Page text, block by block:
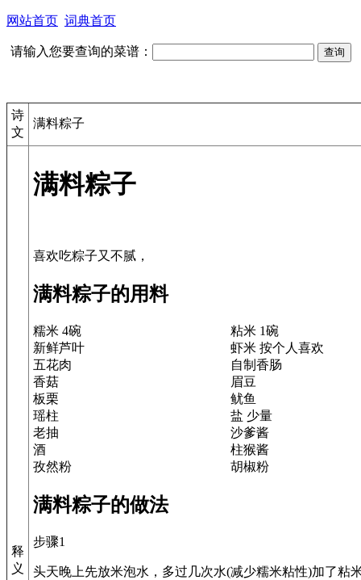
网站首页 词典首页
请输入您要查询的菜谱：
诗
文
满料粽子
释
义
满料粽子
满料粽子的用料
糯米 4碗
粘米 1碗
新鲜芦叶
虾米 按个人喜欢
五花肉
自制香肠
香菇
眉豆
板栗
鱿鱼
瑶柱
盐 少量
老抽
沙爹酱
酒
柱猴酱
孜然粉
胡椒粉
满料粽子的做法
步骤1
头天晚上先放米泡水，多过几次水(减少糯米粘性)加了粘